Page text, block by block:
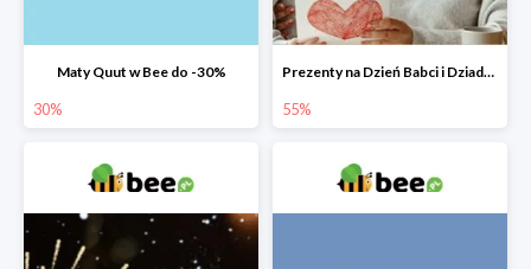
Maty Quut w Bee do -30%
30%
Prezenty na Dzień Babci i Dziadka w Bee do -55%
55%